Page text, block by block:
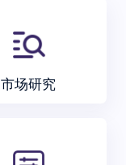
市场研究